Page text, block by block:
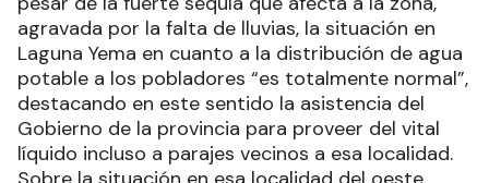
agravada por la falta de lluvias, la situación en
Laguna Yema en cuanto a la distribución de agua
potable a los pobladores “es totalmente normal”,
destacando en este sentido la asistencia del
Gobierno de la provincia para proveer del vital
líquido incluso a parajes vecinos a esa localidad.